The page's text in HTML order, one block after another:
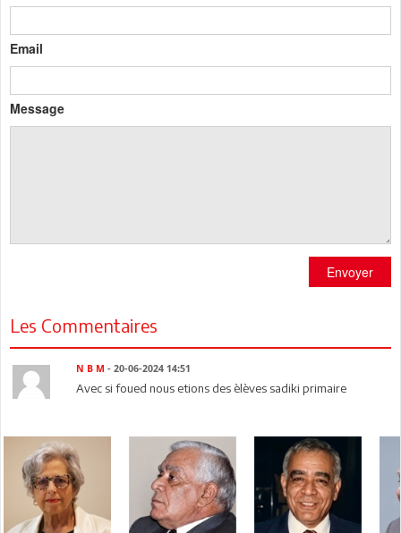
Email
Message
Envoyer
Les Commentaires
N B M- 20-06-2024 14:51
Avec si foued nous etions des èlèves sadiki primaire